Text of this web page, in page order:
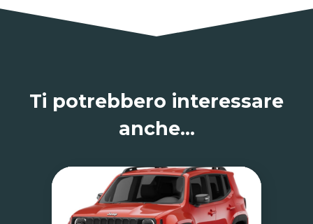
Ti potrebbero interessare
anche…